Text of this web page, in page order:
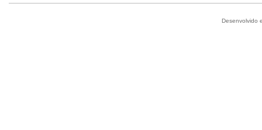
Desenvolvido